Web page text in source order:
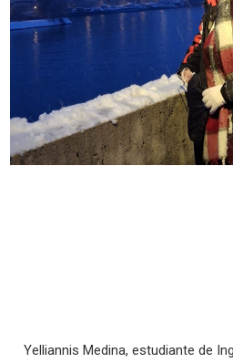
Yelliannis Medina, estudiante de